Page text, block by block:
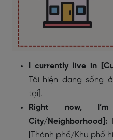
I currently live in
Tôi hiện đang sống
tại].
Right now,
City/Neighborhood]:
[Thành phố/Khu phố